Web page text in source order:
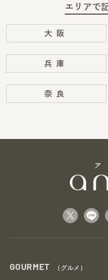
エリアで
大阪
兵庫
奈良
GOURMET （グルメ）